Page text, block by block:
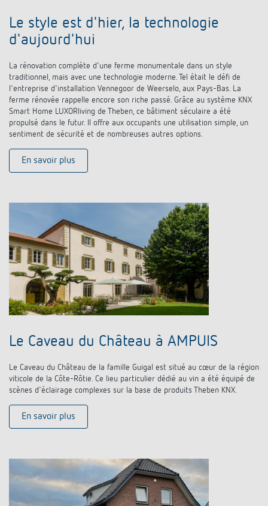
Le style est d'hier, la technologie
d'aujourd'hui
La rénovation complète d'une ferme monumentale dans un style
traditionnel, mais avec une technologie moderne. Tel était le défi de
l'entreprise d'installation Vennegoor de Weerselo, aux Pays-Bas. La
ferme rénovée rappelle encore son riche passé. Grâce au système KNX
Smart Home LUXORliving de Theben, ce bâtiment séculaire a été
propulsé dans le futur. Il offre aux occupants une utilisation simple, un
sentiment de sécurité et de nombreuses autres options.
En savoir plus
Le Caveau du Château à AMPUIS
Le Caveau du Château de la famille Guigal est situé au cœur de la région
viticole de la Côte-Rôtie. Ce lieu particulier dédié au vin a été équipé de
scènes d'éclairage complexes sur la base de produits Theben KNX.
En savoir plus